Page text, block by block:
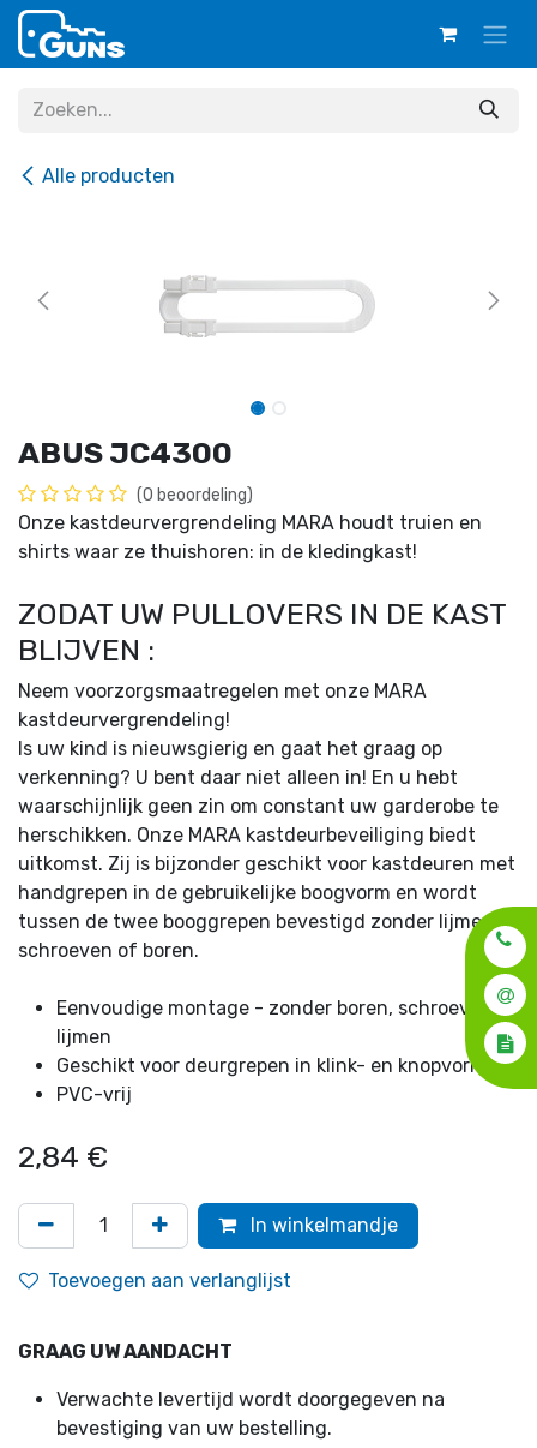
Overslaan naar inhoud
Alle producten
ABUS JC4300
(0 beoordeling)
Onze kastdeurvergrendeling MARA houdt truien en
shirts waar ze thuishoren: in de kledingkast!
ZODAT UW PULLOVERS IN DE KAST
BLIJVEN :
Neem voorzorgsmaatregelen met onze MARA
kastdeurvergrendeling!
Is uw kind is nieuwsgierig en gaat het graag op
verkenning? U bent daar niet alleen in! En u hebt
waarschijnlijk geen zin om constant uw garderobe te
herschikken. Onze MARA kastdeurbeveiliging biedt
uitkomst. Zij is bijzonder geschikt voor kastdeuren met
handgrepen in de gebruikelijke boogvorm en wordt
tussen de twee booggrepen bevestigd zonder lijmen,
schroeven of boren.
Eenvoudige montage - zonder boren, schroeven of
lijmen
Geschikt voor deurgrepen in klink- en knopvorm
PVC-vrij
2,84 €
In winkelmandje
Toevoegen aan verlanglijst
GRAAG UW AANDACHT
Verwachte levertijd wordt doorgegeven na
bevestiging van uw bestelling.